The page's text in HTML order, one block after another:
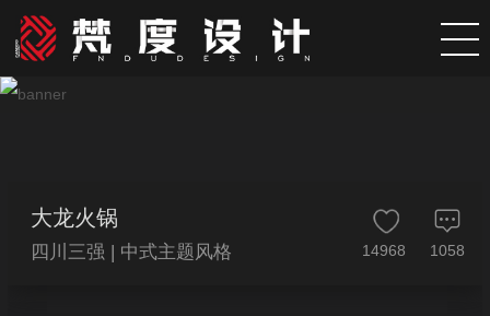
大龙火锅
四川三强 | 中式主题风格 14968 1058